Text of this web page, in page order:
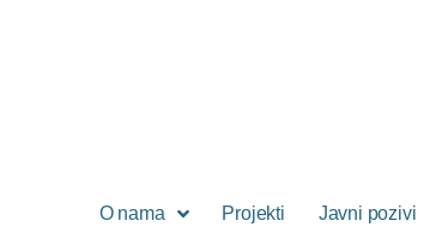
O nama Projekti Javni pozivi